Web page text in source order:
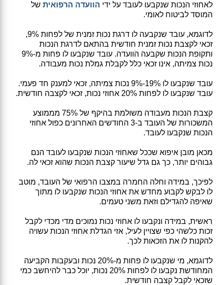
לאחוזי הנכות שנקבעו לעובד על ידי הוועדה הרפואית של
המוסד לביטוח לאומי.
לדוגמא, עובד שנקבעה לו דרגת נכות זמנית של לפחות 9%,
זכאי לקצבת נכות זמנית חודשית בהתאם לדרגת הנכות
ותקופת הנכות שקבעה הוועדה. עובד שנקבעו לו פחות מ-9%
נכות צמיתה, אינו זכאי כלל לקבלת גמלת נכות מעבודה.
עובד שנקבעו לו 19%-9% נכות צמיתה, זכאי למענק חד פעמי.
עובד שנקבעו לו לפחות 20% אחוזי נכות, זכאי לקצבה חודשית.
קצבת הנכות מעבודה משולמת בהיקף של 75% מממוצע
המשכורות של העובד ב-3 החודשים האחרונים כפול אחוזי
הנכות שנקבעו לעובד.
מכאן מובן איפוא שככל שאחוזי הנכות שנקבעו לעובד הנם
גבוהים יותר, כך גם גדל שיעור קצבת הנכות שהוא זכאי לה.
לפיכך, במידה וחלה החמרה במצבו הרפואי של העובד, מוטב
לו לבקש לקבוע מחדש את אחוזי הנכות שנקבעו לו מתוך
שאיפה להגדילם וזאת משני טעמים.
ראשית, במידה ונקבעו לו אחוזי נכות נמוכים מדי מכדי לקבל
זכות כלשהי כפי שצויין לעיל, אזי הגדלת אחוזי הנכות עשויה
להקנות לו את הזכאות לכך.
לדוגמא, מי שנקבעו לו פחות מ-20% נכות ובעקבות הקביעה
המחודשת נקבעו לו לפחות 20% נכות, יוכל כבר להיחשב כמי
שזכאי לקבל קצבה חודשית.